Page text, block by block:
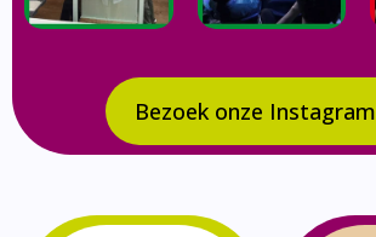
Bezoek onze Instagram